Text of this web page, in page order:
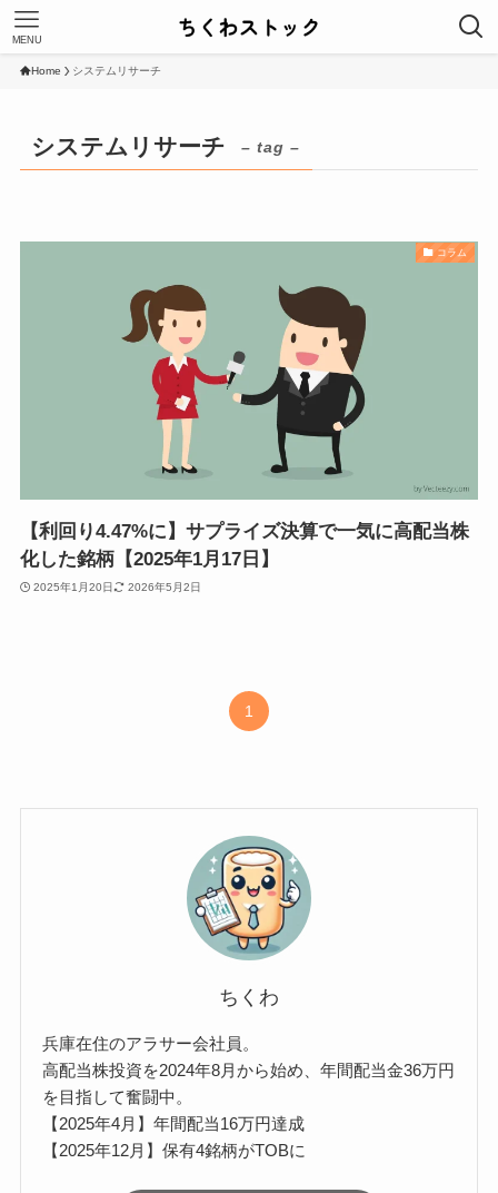
MENU
Home システムリサーチ
システムリサーチ – tag –
コラム
【利回り4.47%に】サプライズ決算で一気に高配当株
化した銘柄【2025年1月17日】
2025年1月20日 2026年5月2日
1
ちくわ
兵庫在住のアラサー会社員。
高配当株投資を2024年8月から始め、年間配当金36万円
を目指して奮闘中。
【2025年4月】年間配当16万円達成
【2025年12月】保有4銘柄がTOBに